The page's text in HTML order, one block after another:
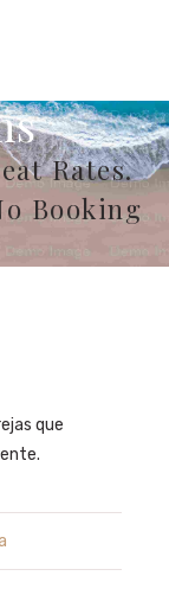
Rates.
Booking
que